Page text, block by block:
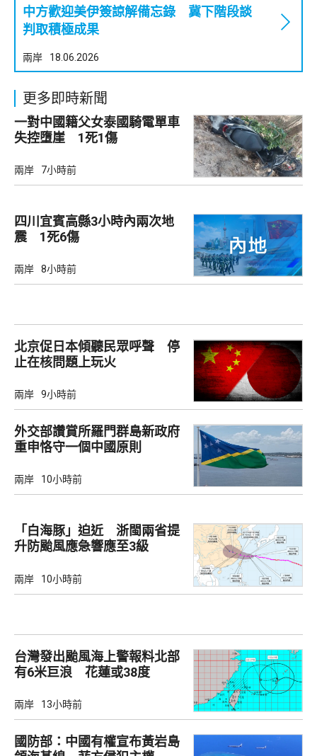
中方歡迎美伊簽諒解備忘錄 冀下階段談
判取積極成果
兩岸 18.06.2026
更多即時新聞
一對中國籍父女泰國騎電單車
失控墮崖 1死1傷
兩岸 7小時前
四川宜賓高縣3小時內兩次地
震 1死6傷
兩岸 8小時前
北京促日本傾聽民眾呼聲 停
止在核問題上玩火
兩岸 9小時前
外交部讚賞所羅門群島新政府
重申恪守一個中國原則
兩岸 10小時前
「白海豚」迫近 浙閩兩省提
升防颱風應急響應至3級
兩岸 10小時前
台灣發出颱風海上警報料北部
有6米巨浪 花蓮或38度
兩岸 13小時前
國防部：中國有權宣布黃岩島